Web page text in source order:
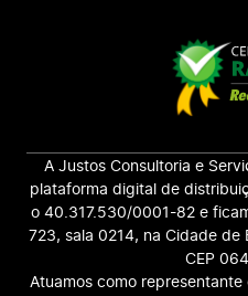
A Justos Consultoria e
plataforma digital de
o 40.317.530/0001-82 e
723, sala 0214, na Cidade de
CEP
Atuamos como